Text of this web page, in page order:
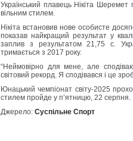
Український плавець Нікіта
вільним стилем.
Нікіта встановив нове особисте
показав найкращий результат у
заплив з результатом 21,75 с.
тримається з 2017 року.
“Неймовірно для мене, але
світовий рекорд. Я сподівався і це
Юнацький чемпіонат світу-2025
стилем пройде у п’ятницю, 22 серпня.
Джерело: Суспільне Спорт